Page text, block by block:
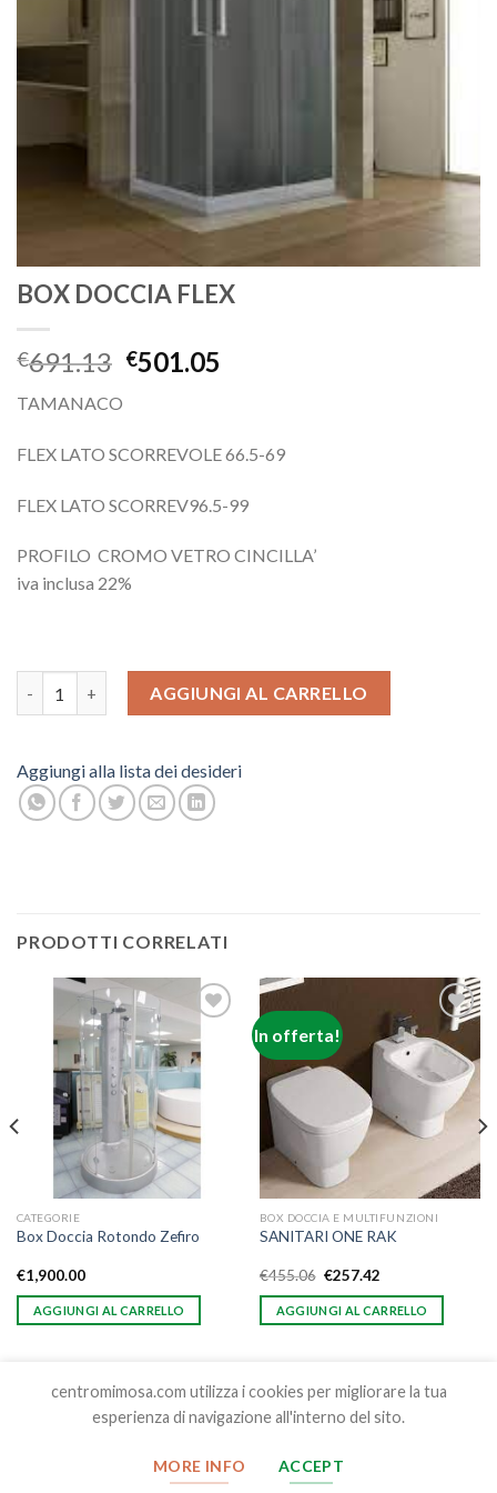
BOX DOCCIA FLEX
€691.13 €501.05
TAMANACO
FLEX LATO SCORREVOLE 66.5-69
FLEX LATO SCORREV96.5-99
PROFILO CROMO VETRO CINCILLA’
iva inclusa 22%
AGGIUNGI AL CARRELLO
Aggiungi alla lista dei desideri
PRODOTTI CORRELATI
alla lista
dei
CATEGORIE
Box Doccia Rotondo Zefiro
€1,900.00
AGGIUNGI AL CARRELLO
In offerta!
Aggiungi
alla lista
desideri
BOX DOCCIA E MULTIFUNZIONI
SANITARI ONE RAK
€455.06 €257.42
AGGIUNGI AL CARRELLO
Km 88.200 01100 Viterbo
centromimosa.com utilizza i cookies per migliorare la tua
esperienza di navigazione all'interno del sito.
MORE INFO ACCEPT